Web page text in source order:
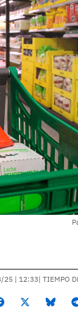
25 | 12:33| TIEMPO